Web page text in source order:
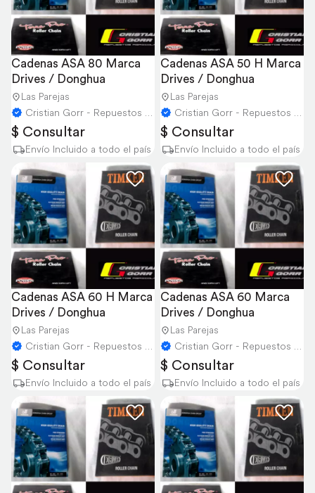
Cadenas ASA 80 Marca
Drives / Donghua
Las Parejas
Cristian Gorr - Repuestos Agricolas
$ Consultar
Envío Incluido a todo el país
Cadenas ASA 50 H Marca
Drives / Donghua
Las Parejas
Cristian Gorr - Repuestos Agricolas
$ Consultar
Envío Incluido a todo el país
Cadenas ASA 60 H Marca
Drives / Donghua
Las Parejas
Cristian Gorr - Repuestos Agricolas
$ Consultar
Envío Incluido a todo el país
Cadenas ASA 60 Marca
Drives / Donghua
Las Parejas
Cristian Gorr - Repuestos Agricolas
$ Consultar
Envío Incluido a todo el país